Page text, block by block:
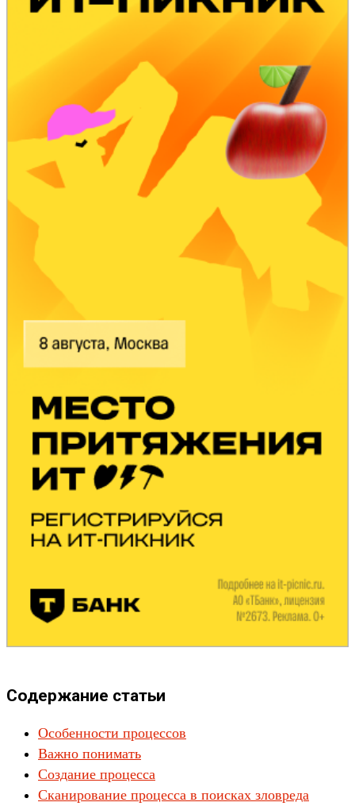
Содержание статьи
Особенности процессов
Важно понимать
Создание процесса
Сканирование процесса в поисках зловреда